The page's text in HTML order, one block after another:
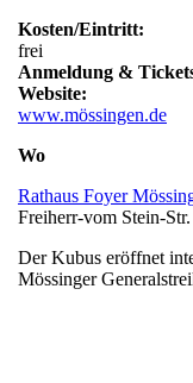
Kosten/Eintritt:
frei
Anmeldung &
Website:
www.mössingen.de
Wo
Rathaus Foyer
Freiherr-vom Stein-
Der Kubus eröffnet
Mössinger